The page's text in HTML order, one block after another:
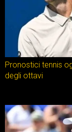
Pronostici tennis
degli ottavi